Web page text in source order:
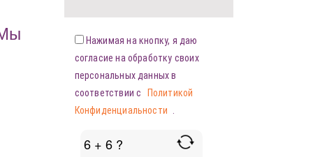
Нажимая на кнопку, я даю
согласие на обработку своих
персональных данных в
соответствии с
Политикой
Конфиденциальности
6 + 6 ?